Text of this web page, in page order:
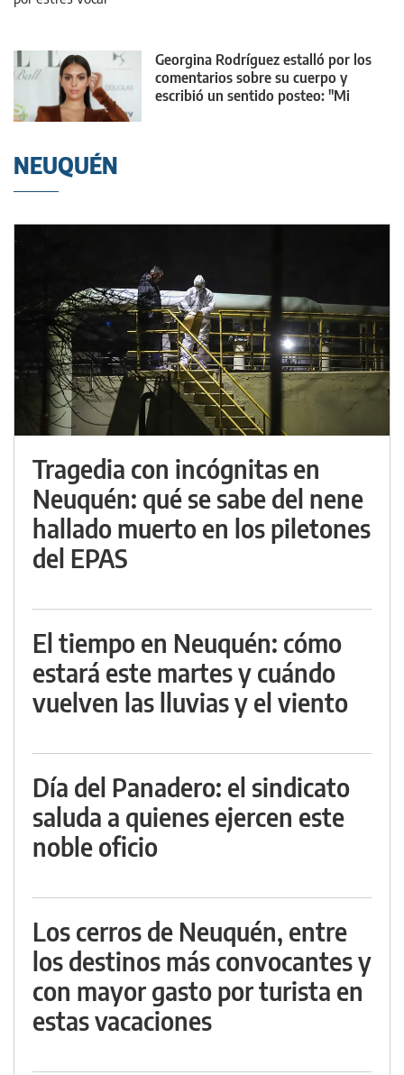
Georgina Rodríguez estalló por los
comentarios sobre su cuerpo y
escribió un sentido posteo: "Mi
NEUQUÉN
Tragedia con incógnitas en
Neuquén: qué se sabe del nene
hallado muerto en los piletones
del EPAS
El tiempo en Neuquén: cómo
estará este martes y cuándo
vuelven las lluvias y el viento
Día del Panadero: el sindicato
saluda a quienes ejercen este
noble oficio
Los cerros de Neuquén, entre
los destinos más convocantes y
con mayor gasto por turista en
estas vacaciones